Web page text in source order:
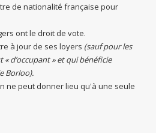
de nationalité française pour
ont le droit de vote.
à jour de ses loyers (sauf pour les
d’occupant » et qui bénéficie
Borloo).
ne peut donner lieu qu'à une seule